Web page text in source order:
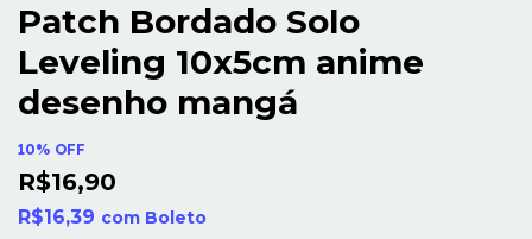
Patch Bordado Solo
Leveling 10x5cm anime
desenho mangá
10% OFF
R$16,90
R$16,39 com Boleto